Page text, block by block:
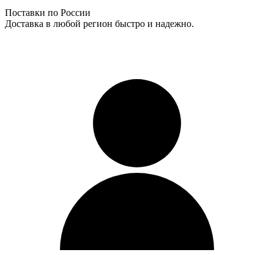
Поставки по России
Доставка в любой регион быстро и надежно.